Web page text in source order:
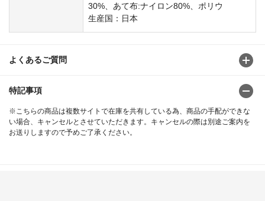
30%、あて布:ナイロン80%、ポリウ
生産国：日本
よくあるご質問
特記事項
※こちらの商品は複数サイトで在庫を共有している為、商品の手配ができな
い場合、キャンセルとさせていただきます。キャンセルの際は別途ご案内を
お送りしますので予めご了承ください。